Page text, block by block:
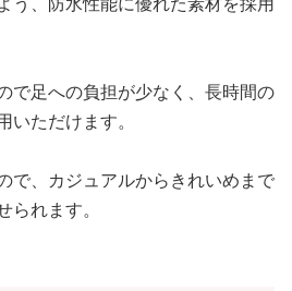
で足への負担が少なく、長時間の
ただけます。
で、カジュアルからきれいめまで
れます。